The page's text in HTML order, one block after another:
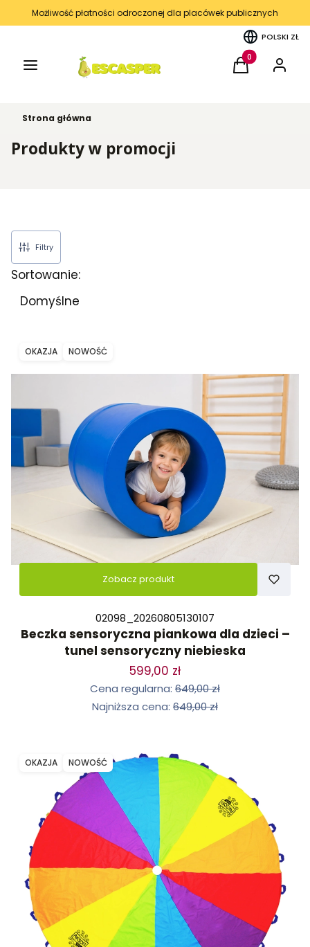
Możliwość płatności odroczonej dla placówek publicznych
POLSKI ZŁ
Menu Produkty w
Koszyk Zaloguj
Strona główna
Produkty w promocji
Filtry
Lista produktów
Sortowanie:
Domyślne
OKAZJA NOWOŚĆ
Zobacz produkt
02098_20260805130107
Beczka sensoryczna piankowa dla dzieci –
tunel sensoryczny niebieska
599,00 zł
Cena regularna: 649,00 zł
Najniższa cena: 649,00 zł
OKAZJA NOWOŚĆ